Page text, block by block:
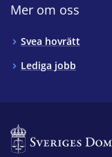
Mer om oss
Svea hovrätt
Lediga jobb